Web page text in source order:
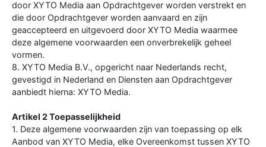
door XYTO Media aan Opdrachtgever worden verstrekt en
die door Opdrachtgever worden aanvaard en zijn
geaccepteerd en uitgevoerd door XYTO Media waarmee
deze algemene voorwaarden een onverbrekelijk geheel
vormen.
8. XYTO Media B.V., opgericht naar Nederlands recht,
gevestigd in Nederland en Diensten aan Opdrachtgever
aanbiedt hierna: XYTO Media.
Artikel 2 Toepasselijkheid
1. Deze algemene voorwaarden zijn van toepassing op elk
Aanbod van XYTO Media, elke Overeenkomst tussen XYTO